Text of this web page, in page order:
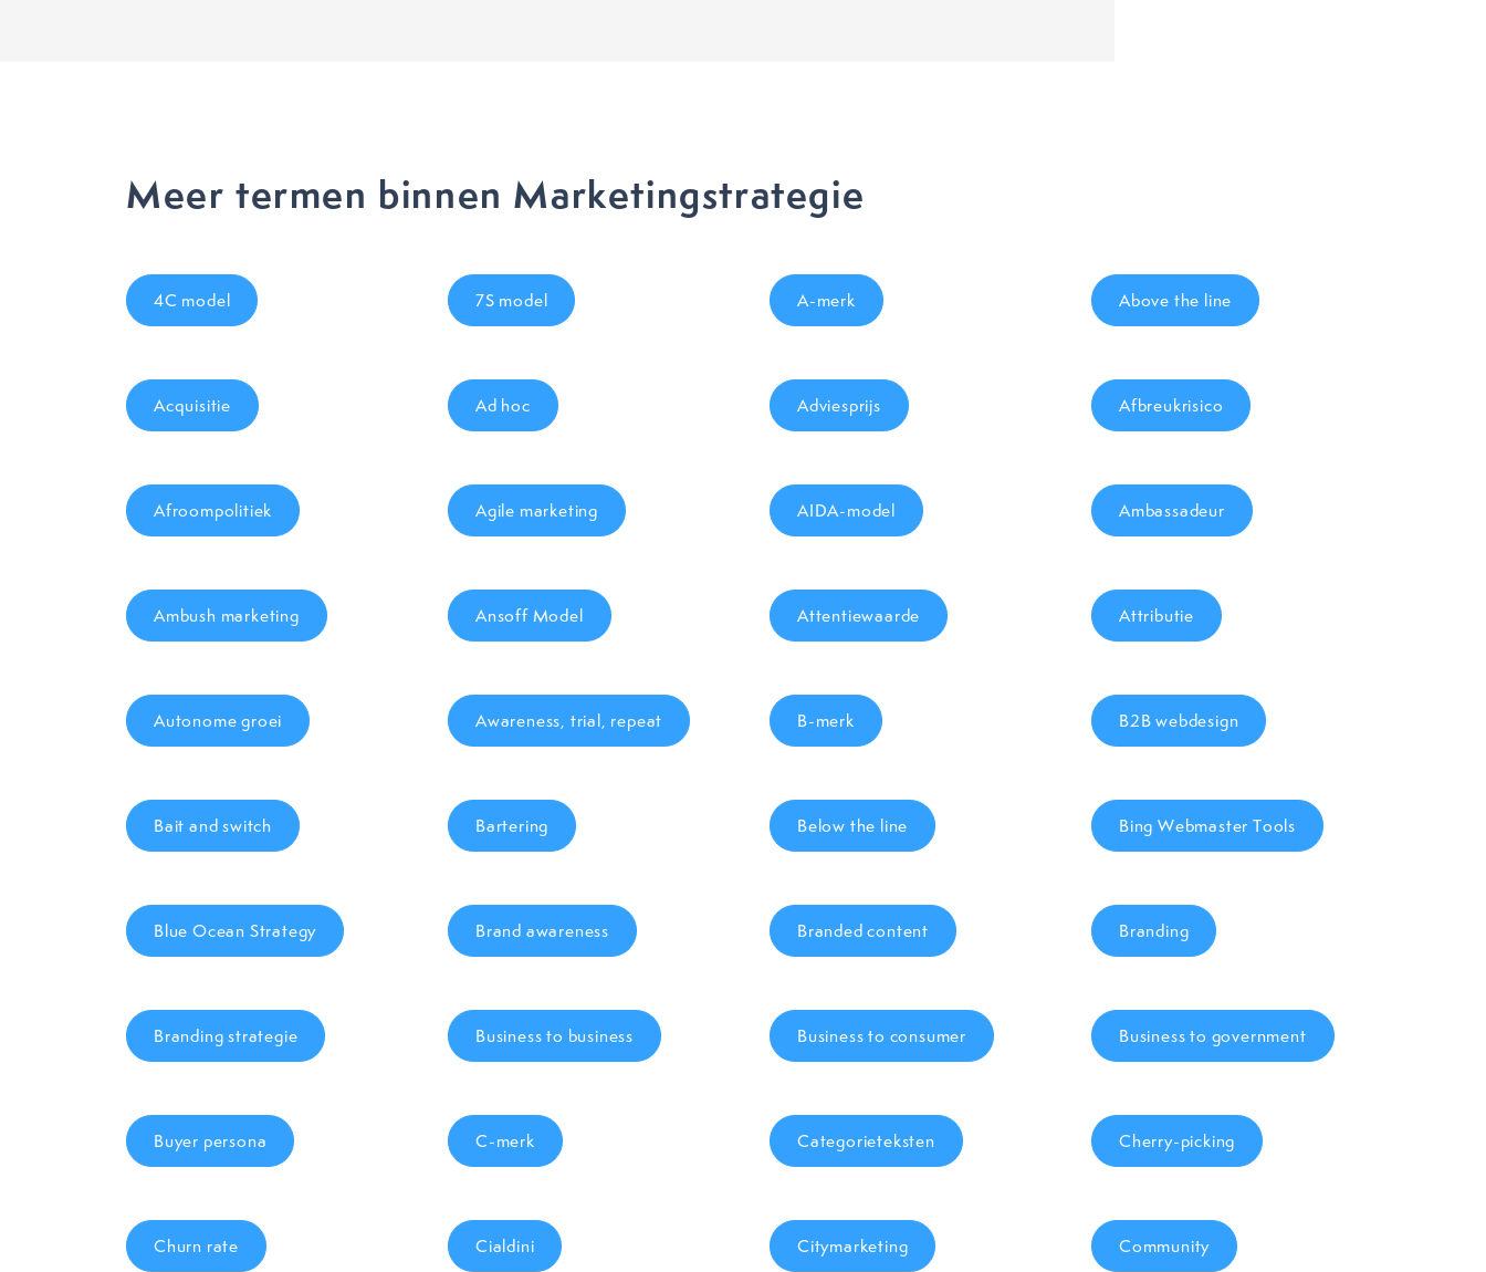
Meer termen binnen Marketingstrategie
4C model 7S model A-merk Above the line
Acquisitie Ad hoc Adviesprijs Afbreukrisico
Afroompolitiek Agile marketing AIDA-model Ambassadeur
Ambush marketing Ansoff Model Attentiewaarde Attributie
Autonome groei Awareness, trial, repeat B-merk B2B webdesign
Bait and switch Bartering Below the line Bing Webmaster Tools
Blue Ocean Strategy Brand awareness Branded content Branding
Branding strategie Business to business Business to consumer Business to government
Buyer persona C-merk Categorieteksten Cherry-picking
Churn rate Cialdini Citymarketing Community